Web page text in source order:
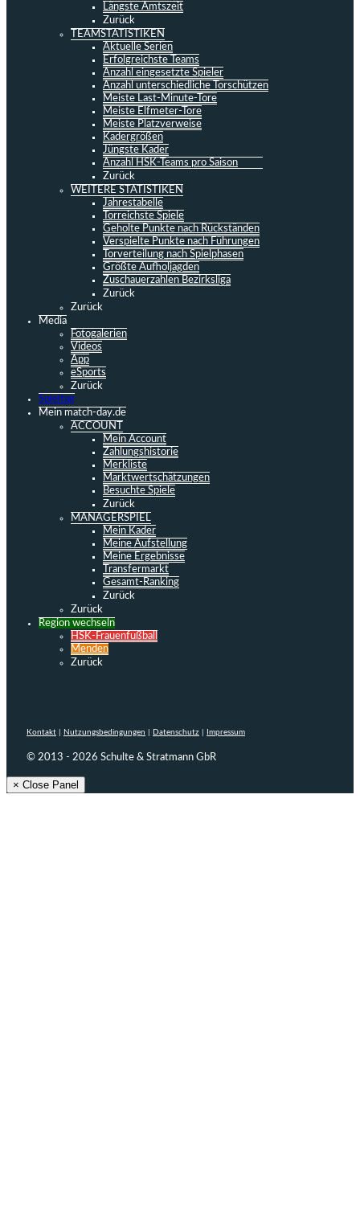
Längste Amtszeit
Zurück
TEAMSTATISTIKEN
Aktuelle Serien
Erfolgreichste Teams
Anzahl eingesetzte Spieler
Anzahl unterschiedliche Torschützen
Meiste Last-Minute-Tore
Meiste Elfmeter-Tore
Meiste Platzverweise
Kadergrößen
Jüngste Kader
Anzahl HSK-Teams pro Saison
Zurück
WEITERE STATISTIKEN
Jahrestabelle
Torreichste Spiele
Geholte Punkte nach Rückständen
Verspielte Punkte nach Führungen
Torverteilung nach Spielphasen
Größte Aufholjagden
Zuschauerzahlen Bezirksliga
Zurück
Zurück
Media
Fotogalerien
Videos
App
eSports
Zurück
Spieltag
Mein match-day.de
ACCOUNT
Mein Account
Zahlungshistorie
Merkliste
Marktwertschätzungen
Besuchte Spiele
Zurück
MANAGERSPIEL
Mein Kader
Meine Aufstellung
Meine Ergebnisse
Transfermarkt
Gesamt-Ranking
Zurück
Zurück
Region wechseln
HSK-Frauenfußball
Menden
Zurück
Kontakt Nutzungsbedingungen Datenschutz Impressum
© 2013 - 2026 Schulte & Stratmann GbR
× Close Panel